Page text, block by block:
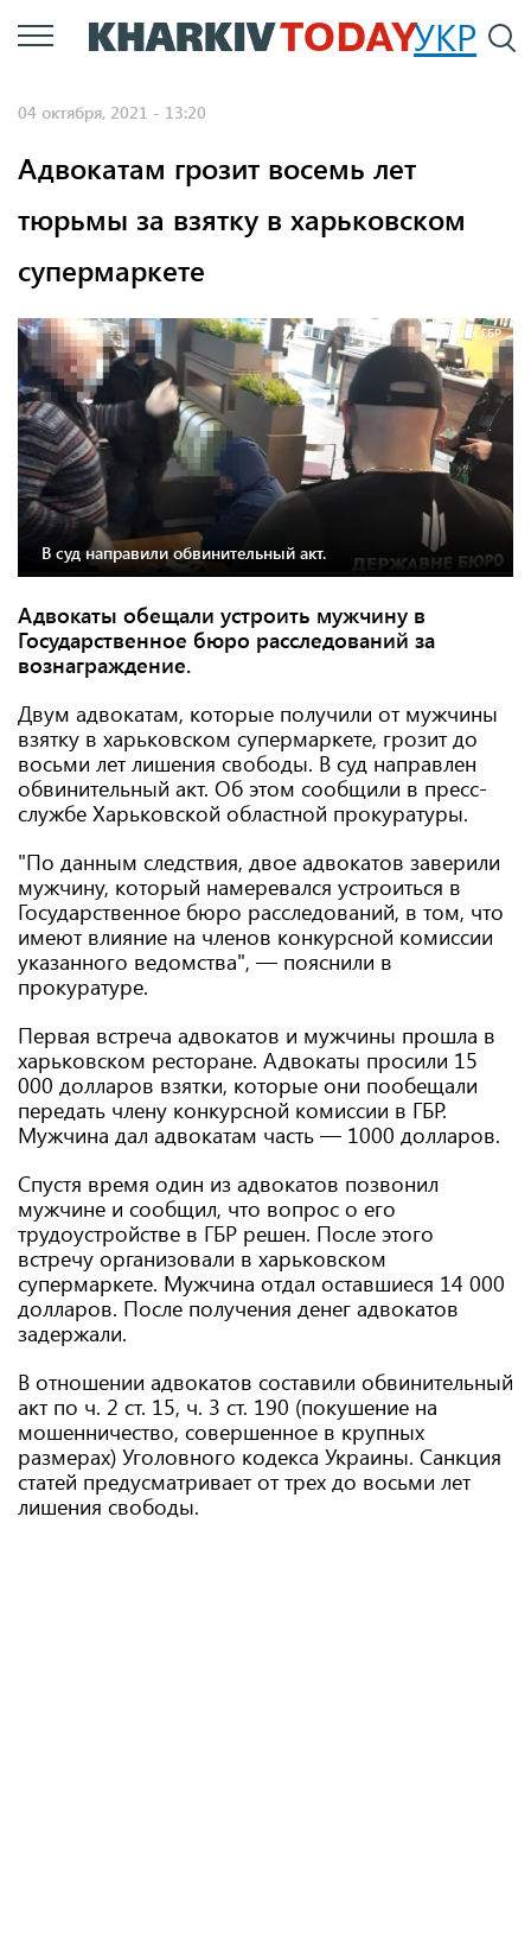
Перейти
к
УКР
04 октября, 2021 - 13:20
Адвокатам грозит восемь лет
тюрьмы за взятку в харьковском
супермаркете
Фото: ГБР
В суд направили обвинительный акт.
Адвокаты обещали устроить мужчину в
Государственное бюро расследований за
вознаграждение.
Двум адвокатам, которые получили от мужчины
взятку в харьковском супермаркете, грозит до
восьми лет лишения свободы. В суд направлен
обвинительный акт. Об этом сообщили в пресс-
службе Харьковской областной прокуратуры.
"По данным следствия, двое адвокатов заверили
мужчину, который намеревался устроиться в
Государственное бюро расследований, в том, что
имеют влияние на членов конкурсной комиссии
указанного ведомства", — пояснили в
прокуратуре.
Первая встреча адвокатов и мужчины прошла в
харьковском ресторане. Адвокаты просили 15
000 долларов взятки, которые они пообещали
передать члену конкурсной комиссии в ГБР.
Мужчина дал адвокатам часть — 1000 долларов.
Спустя время один из адвокатов позвонил
мужчине и сообщил, что вопрос о его
трудоустройстве в ГБР решен. После этого
встречу организовали в харьковском
супермаркете. Мужчина отдал оставшиеся 14 000
долларов. После получения денег адвокатов
задержали.
В отношении адвокатов составили обвинительный
акт по ч. 2 ст. 15, ч. 3 ст. 190 (покушение на
мошенничество, совершенное в крупных
размерах) Уголовного кодекса Украины. Санкция
статей предусматривает от трех до восьми лет
лишения свободы.